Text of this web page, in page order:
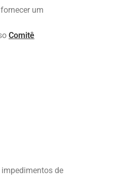
um
Comitê
de